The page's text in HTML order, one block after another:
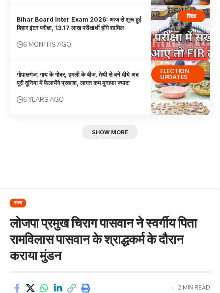
शिक्षा
Bihar Board Inter Exam 2026: आज से शुरू हुई
बिहार इंटर परीक्षा, 13.17 लाख परीक्षार्थी होंगे शामिल
6 MONTHS AGO
ELECTION
UPDATES
गोपालगंज: गाय के गोबर, इमली के बीज, मेथी से बने दीये अब
पूरी दुनिया में फैलायेंगे प्रकाश, लागत कम मुनाफा ज्यादा
6 YEARS AGO
SHOW MORE
राज्य
लोजपा प्रमुख चिराग पासवान ने स्वर्गीय पिता
रामविलास पासवान के श्राद्धकर्म के दौरान
कराया मुंडन
2 MIN READ